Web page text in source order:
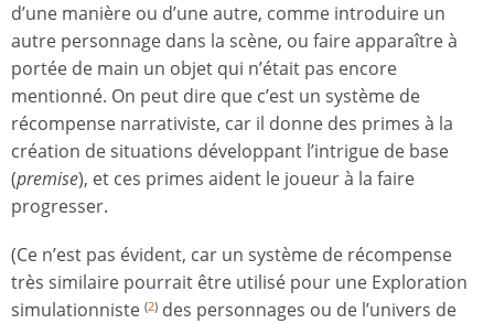
d’une manière ou d’une autre, comme introduire un
autre personnage dans la scène, ou faire apparaître à
portée de main un objet qui n’était pas encore
mentionné. On peut dire que c’est un système de
récompense narrativiste, car il donne des primes à la
création de situations développant l’intrigue de base
(premise), et ces primes aident le joueur à la faire
progresser.
(Ce n’est pas évident, car un système de récompense
très similaire pourrait être utilisé pour une Exploration
simulationniste (2) des personnages ou de l’univers de